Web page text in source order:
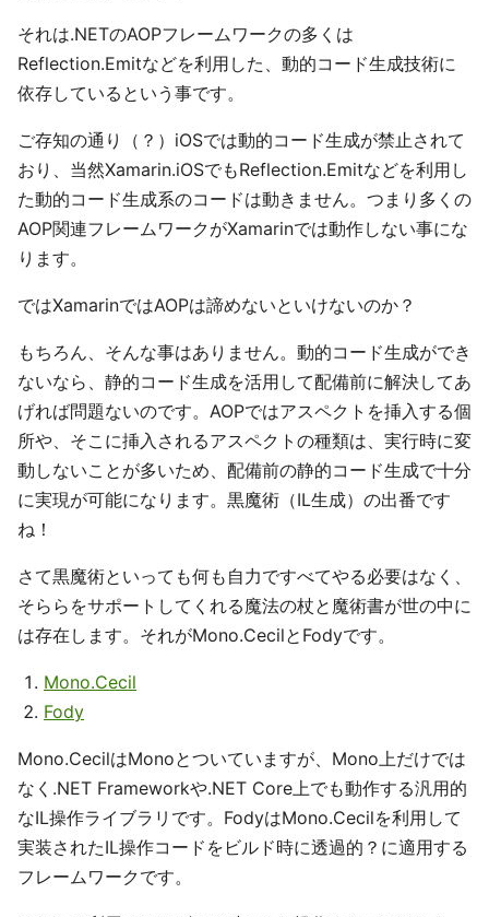
それは.NETのAOPフレームワークの多くは
Reflection.Emitなどを利用した、動的コード生成技術に
依存しているという事です。
ご存知の通り（？）iOSでは動的コード生成が禁止されて
おり、当然Xamarin.iOSでもReflection.Emitなどを利用し
た動的コード生成系のコードは動きません。つまり多くの
AOP関連フレームワークがXamarinでは動作しない事にな
ります。
ではXamarinではAOPは諦めないといけないのか？
もちろん、そんな事はありません。動的コード生成ができ
ないなら、静的コード生成を活用して配備前に解決してあ
げれば問題ないのです。AOPではアスペクトを挿入する個
所や、そこに挿入されるアスペクトの種類は、実行時に変
動しないことが多いため、配備前の静的コード生成で十分
に実現が可能になります。黒魔術（IL生成）の出番です
ね！
さて黒魔術といっても何も自力ですべてやる必要はなく、
そららをサポートしてくれる魔法の杖と魔術書が世の中に
は存在します。それがMono.CecilとFodyです。
Mono.Cecil
Fody
Mono.CecilはMonoとついていますが、Mono上だけでは
なく.NET Frameworkや.NET Core上でも動作する汎用的
なIL操作ライブラリです。FodyはMono.Cecilを利用して
実装されたIL操作コードをビルド時に透過的？に適用する
フレームワークです。